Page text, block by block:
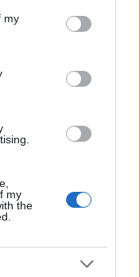
or more Google
including but
You may click to
third-party tags to
my
my
the